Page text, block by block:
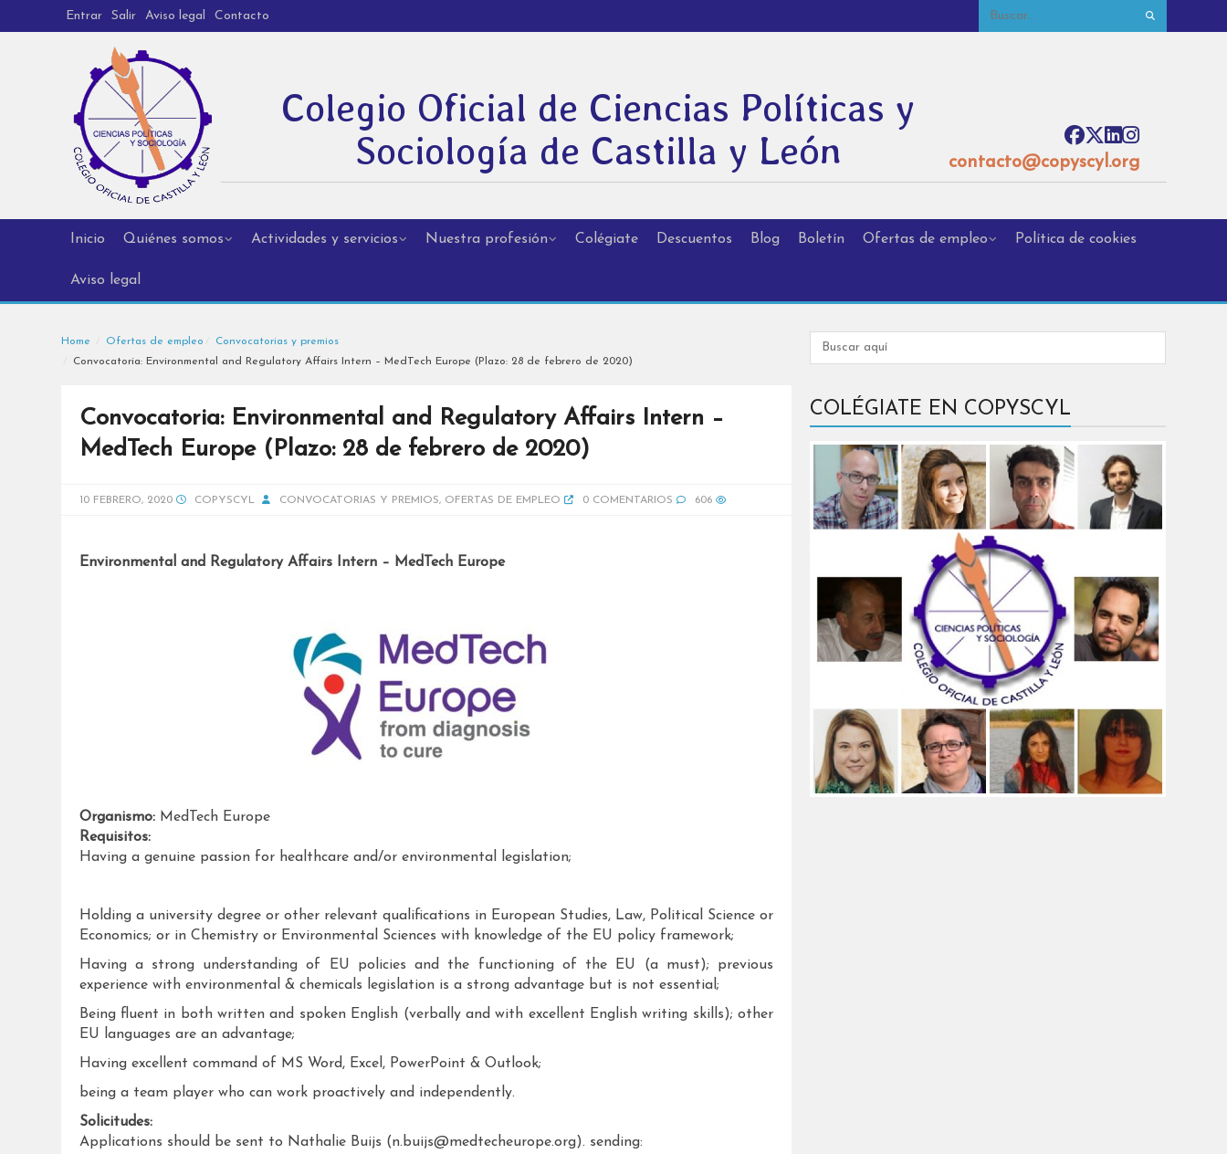
Entrar Salir Aviso legal Contacto
Colegio Oficial de Ciencias Políticas y
Sociología de Castilla y León
contacto@copyscyl.org
Inicio Quiénes somos Actividades y servicios Nuestra profesión Colégiate Descuentos Blog Boletín Ofertas de empleo Política de cookies
Aviso legal
Home Ofertas de empleo
Convocatorias y premios
Convocatoria: Environmental and Regulatory Affairs Intern – MedTech Europe (Plazo: 28 de febrero de 2020)
Convocatoria: Environmental and Regulatory Affairs Intern –
MedTech Europe (Plazo: 28 de febrero de 2020)
10 FEBRERO, 2020 COPYSCYL CONVOCATORIAS Y PREMIOS, OFERTAS DE EMPLEO 0 COMENTARIOS 606
Environmental and Regulatory Affairs Intern – MedTech Europe
Organismo: MedTech Europe
Requisitos:
Having a genuine passion for healthcare and/or environmental legislation;
Holding a university degree or other relevant qualifications in European Studies, Law, Political Science or
Economics; or in Chemistry or Environmental Sciences with knowledge of the EU policy framework;
Having a strong understanding of EU policies and the functioning of the EU (a must); previous
experience with environmental & chemicals legislation is a strong advantage but is not essential;
Being fluent in both written and spoken English (verbally and with excellent English writing skills); other
EU languages are an advantage;
Having excellent command of MS Word, Excel, PowerPoint & Outlook;
being a team player who can work proactively and independently.
Solicitudes:
Applications should be sent to Nathalie Buijs (n.buijs@medtecheurope.org). sending:
COLÉGIATE EN COPYSCYL